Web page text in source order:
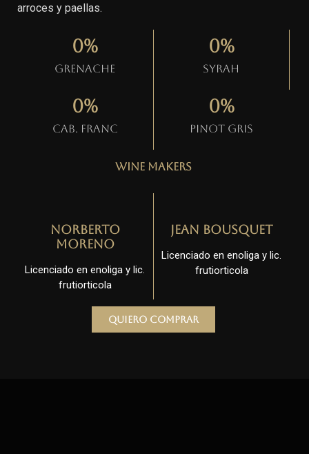
arroces y paellas.
Grenache
0%
Syrah
0%
Cab. Franc
0%
Pinot gris
0%
Wine Makers
Norberto
Moreno
Licenciado en enoliga y lic.
frutiorticola
Jean Bousquet
Licenciado en enoliga y lic.
frutiorticola
Quiero comprar